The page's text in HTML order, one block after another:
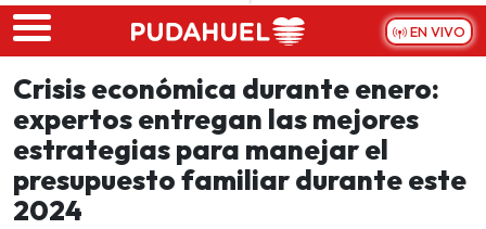
Skip to main content
EN VIVO
Crisis económica durante enero:
expertos entregan las mejores
estrategias para manejar el
presupuesto familiar durante este
2024